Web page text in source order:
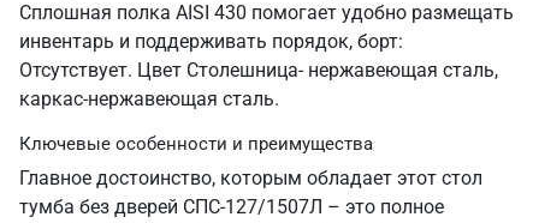
Сплошная полка AISI 430 помогает удобно размещать
инвентарь и поддерживать порядок, борт:
Отсутствует. Цвет Столешница- нержавеющая сталь,
каркас-нержавеющая сталь.
Ключевые особенности и преимущества
Главное достоинство, которым обладает этот стол
тумба без дверей СПС-127/1507Л – это полное